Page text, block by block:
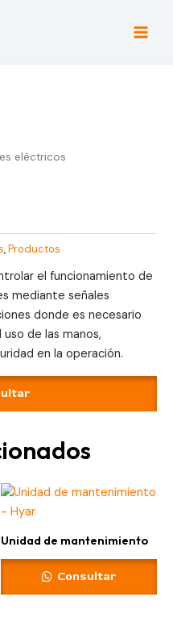
Main
eléctricos
,Productos
el funcionamiento de
mediante señales
donde es necesario
de las manos,
en la operación.
Unidad de mantenimiento
Consultar